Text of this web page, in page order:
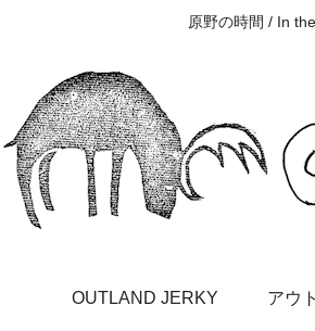
原野の時間 / In
OUTLAND JERKY アウ